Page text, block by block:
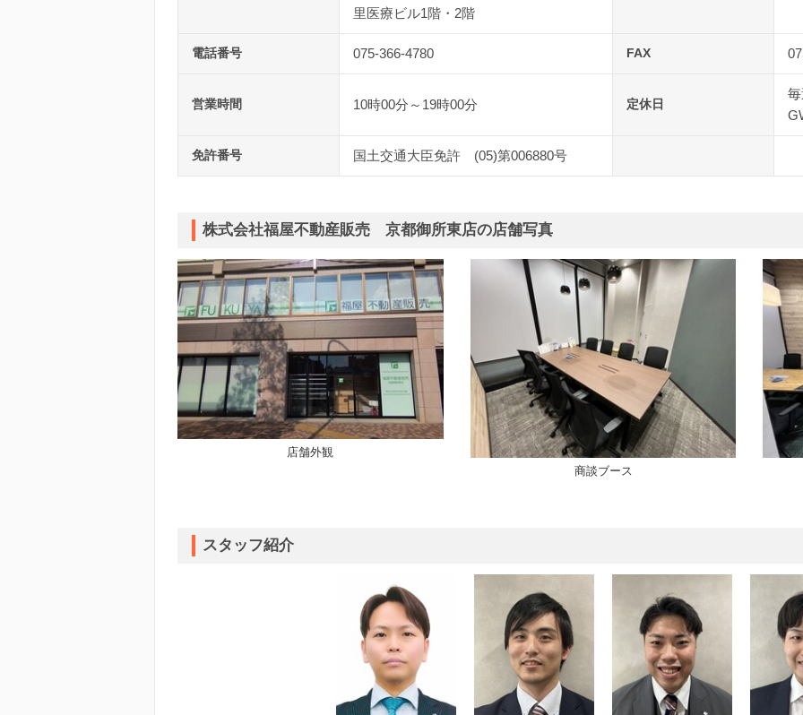
里医療ビル1階・2階
電話番号 075-366-4780 FAX
営業時間 10時00分～19時00分 定休日
免許番号 国土交通大臣免許 (05)第006880号
株式会社福屋不動産販売 京都御所東店の店舗写真
店舗外観
商談ブース
スタッフ紹介